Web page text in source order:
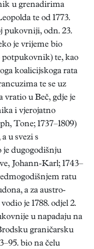
u grenadirima
te od 1773.
pukovniji, odn. 23.
je vrijeme bio
potpukovnik) te, kao
koalicijskoga rata
te se uz
vratio u Beč, gdje je
i vjerojatno
Tone; 1737–1809)
u svezi s
dugogodišnju
Johann-Karl; 1743–
ratu
a za austro-
je 1788. odjel 2.
u napadaju na
graničarsku
bio na čelu